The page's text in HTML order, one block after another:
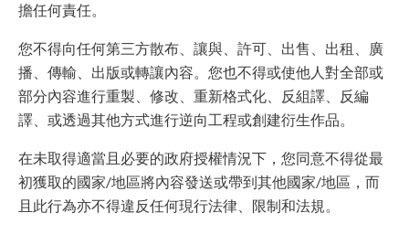
擔任何責任。
您不得向任何第三方散布、讓與、許可、出售、出租、廣
播、傳輸、出版或轉讓內容。您也不得或使他人對全部或
部分內容進行重製、修改、重新格式化、反組譯、反編
譯、或透過其他方式進行逆向工程或創建衍生作品。
在未取得適當且必要的政府授權情況下，您同意不得從最
初獲取的國家/地區將內容發送或帶到其他國家/地區，而
且此行為亦不得違反任何現行法律、限制和法規。